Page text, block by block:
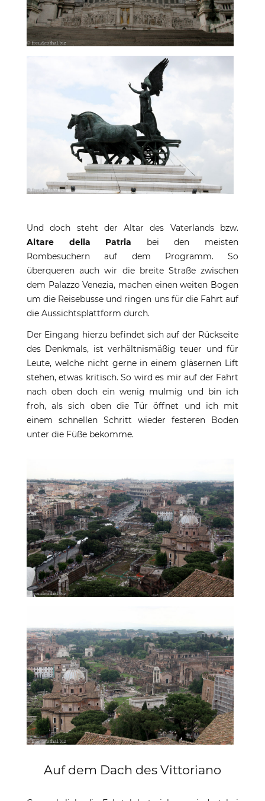
Und doch steht der Altar des Vaterlands bzw.
Altare della Patria bei den meisten
Rombesuchern auf dem Programm. So
überqueren auch wir die breite Straße zwischen
dem Palazzo Venezia, machen einen weiten Bogen
um die Reisebusse und ringen uns für die Fahrt auf
die Aussichtsplattform durch.
Der Eingang hierzu befindet sich auf der Rückseite
des Denkmals, ist verhältnismäßig teuer und für
Leute, welche nicht gerne in einem gläsernen Lift
stehen, etwas kritisch. So wird es mir auf der Fahrt
nach oben doch ein wenig mulmig und bin ich
froh, als sich oben die Tür öffnet und ich mit
einem schnellen Schritt wieder festeren Boden
unter die Füße bekomme.
Auf dem Dach des Vittoriano